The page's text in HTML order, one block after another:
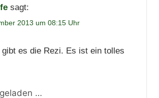
sagt:
2013 um 08:15 Uhr
gibt es die Rezi. Es ist ein tolles
…